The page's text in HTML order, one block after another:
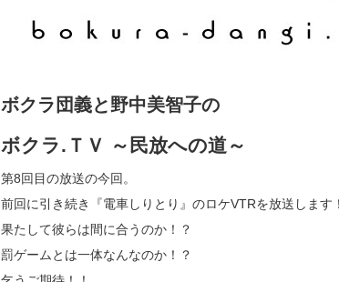
ボクラ団義と野中美智子の
ボクラ.ＴＶ ～民放への道～
第8回目の放送の今回。
前回に引き続き『電車しりとり』のロケVTRを放送します！
果たして彼らは間に合うのか！？
罰ゲームとは一体なんなのか！？